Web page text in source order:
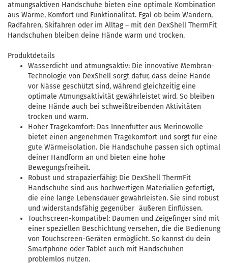
atmungsaktiven Handschuhe bieten eine optimale Kombination
aus Wärme, Komfort und Funktionalität. Egal ob beim Wandern,
Radfahren, Skifahren oder im Alltag – mit den DexShell ThermFit
Handschuhen bleiben deine Hände warm und trocken.
Produktdetails
Wasserdicht und atmungsaktiv: Die innovative Membran-
Technologie von DexShell sorgt dafür, dass deine Hände
vor Nässe geschützt sind, während gleichzeitig eine
optimale Atmungsaktivität gewährleistet wird. So bleiben
deine Hände auch bei schweißtreibenden Aktivitäten
trocken und warm.
Hoher Tragekomfort: Das Innenfutter aus Merinowolle
bietet einen angenehmen Tragekomfort und sorgt für eine
gute Wärmeisolation. Die Handschuhe passen sich optimal
deiner Handform an und bieten eine hohe
Bewegungsfreiheit.
Robust und strapazierfähig: Die DexShell ThermFit
Handschuhe sind aus hochwertigen Materialien gefertigt,
die eine lange Lebensdauer gewährleisten. Sie sind robust
und widerstandsfähig gegenüber äußeren Einflüssen.
Touchscreen-kompatibel: Daumen und Zeigefinger sind mit
einer speziellen Beschichtung versehen, die die Bedienung
von Touchscreen-Geräten ermöglicht. So kannst du dein
Smartphone oder Tablet auch mit Handschuhen
problemlos nutzen.